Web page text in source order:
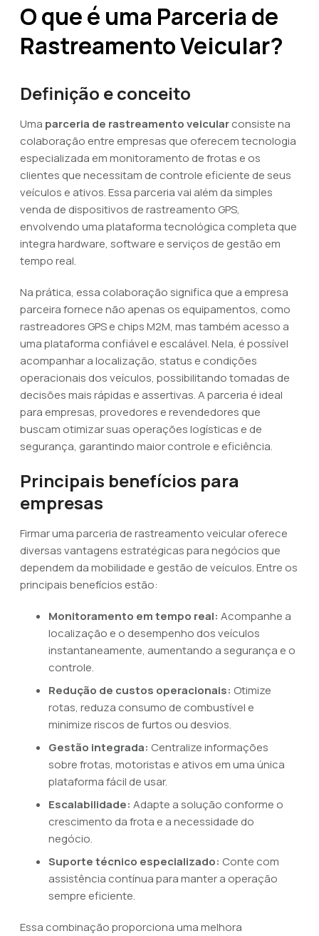
O que é uma Parceria de
Rastreamento Veicular?
Definição e conceito
Uma parceria de rastreamento veicularconsiste na
colaboração entre empresas que oferecem tecnologia
especializada em monitoramento de frotas e os
clientes que necessitam de controle eficiente de seus
veículos e ativos. Essa parceria vai além da simples
venda de dispositivos de rastreamento GPS,
envolvendo uma plataforma tecnológica completa que
integra hardware, software e serviços de gestão em
tempo real.
Na prática, essa colaboração significa que a empresa
parceira fornece não apenas os equipamentos, como
rastreadores GPS e chips M2M, mas também acesso a
uma plataforma confiável e escalável. Nela, é possível
acompanhar a localização, status e condições
operacionais dos veículos, possibilitando tomadas de
decisões mais rápidas e assertivas. A parceria é ideal
para empresas, provedores e revendedores que
buscam otimizar suas operações logísticas e de
segurança, garantindo maior controle e eficiência.
Principais benefícios para
empresas
Firmar uma parceria de rastreamento veicular oferece
diversas vantagens estratégicas para negócios que
dependem da mobilidade e gestão de veículos. Entre os
principais benefícios estão:
Monitoramento em tempo real: Acompanhe a
localização e o desempenho dos veículos
instantaneamente, aumentando a segurança e o
controle.
Redução de custos operacionais: Otimize
rotas, reduza consumo de combustível e
minimize riscos de furtos ou desvios.
Gestão integrada: Centralize informações
sobre frotas, motoristas e ativos em uma única
plataforma fácil de usar.
Escalabilidade: Adapte a solução conforme o
crescimento da frota e a necessidade do
negócio.
Suporte técnico especializado: Conte com
assistência contínua para manter a operação
sempre eficiente.
Essa combinação proporciona uma melhora